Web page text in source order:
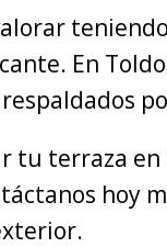
En
tu terraza
hoy